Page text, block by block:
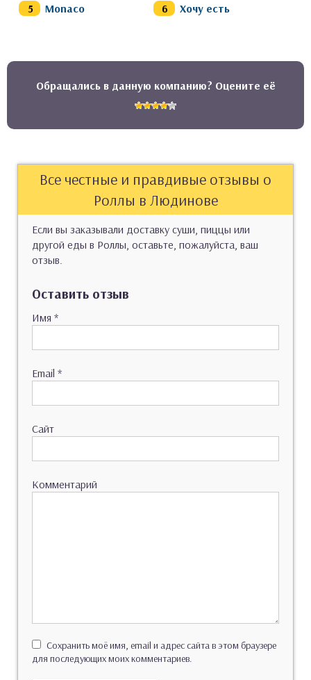
Monaco
Хочу есть
Обращались в данную компанию? Оцените её
Все честные и правдивые отзывы о
Роллы в Людинове
Если вы заказывали доставку суши, пиццы или
другой еды в Роллы, оставьте, пожалуйста, ваш
отзыв.
Оставить отзыв
Имя *
Email *
Сайт
Комментарий
Сохранить моё имя, email и адрес сайта в этом браузере
для последующих моих комментариев.